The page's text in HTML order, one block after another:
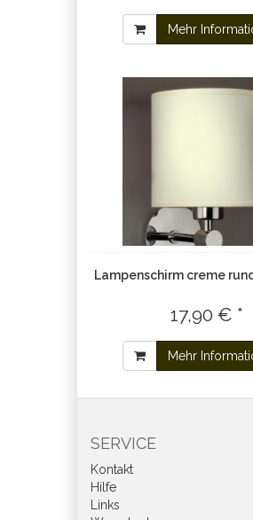
Mehr
Lampenschirm creme
17,90 € *
Mehr
SERVICE
Kontakt
Hilfe
Links